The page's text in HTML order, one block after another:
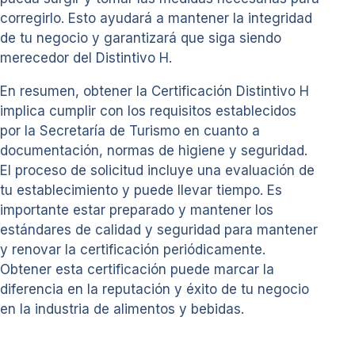
corregirlo. Esto ayudará a mantener la integridad
de tu negocio y garantizará que siga siendo
merecedor del Distintivo H.
En resumen, obtener la Certificación Distintivo H
implica cumplir con los requisitos establecidos
por la Secretaría de Turismo en cuanto a
documentación, normas de higiene y seguridad.
El proceso de solicitud incluye una evaluación de
tu establecimiento y puede llevar tiempo. Es
importante estar preparado y mantener los
estándares de calidad y seguridad para mantener
y renovar la certificación periódicamente.
Obtener esta certificación puede marcar la
diferencia en la reputación y éxito de tu negocio
en la industria de alimentos y bebidas.